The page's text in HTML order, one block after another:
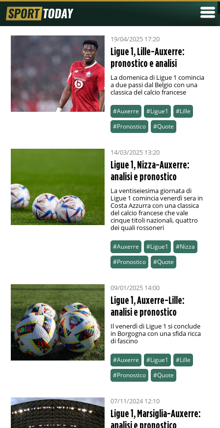
19/04/2025 17:20
Ligue 1, Lille-Auxerre:
pronostico e analisi
La domenica di Ligue 1 comincia
a due passi dal Belgio con una
classica del calcio francese
#Auxerre #Ligue1
#Lille
#Pronostico
#Quote
14/03/2025 13:20
Ligue 1, Nizza-Auxerre:
analisi e pronostico
La ventiseiesima giornata di
Ligue 1 comincia venerdì sera in
Costa Azzurra con una classica
del calcio francese che vale
cinque titoli nazionali, quattro
dei quali rossoneri
#Auxerre #Ligue1
#Nizza
#Pronostico
#Quote
09/01/2025 14:00
Ligue 1, Auxerre-Lille:
analisi e pronostico
Il venerdì di Ligue 1 si conclude
in Borgogna con una sfida ricca
di fascino
#Auxerre #Ligue1
#Lille
#Pronostico
#Quote
07/11/2024 12:10
Ligue 1, Marsiglia-Auxerre:
analisi e pronostico